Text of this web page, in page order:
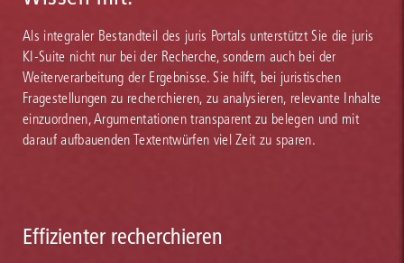
Als integraler Bestandteil des juris Portals unterstützt Sie die juris
KI-Suite nicht nur bei der Recherche, sondern auch bei der
Weiterverarbeitung der Ergebnisse. Sie hilft, bei juristischen
Fragestellungen zu recherchieren, zu analysieren, relevante Inhalte
einzuordnen, Argumentationen transparent zu belegen und mit
darauf aufbauenden Textentwürfen viel Zeit zu sparen.
Effizienter recherchieren